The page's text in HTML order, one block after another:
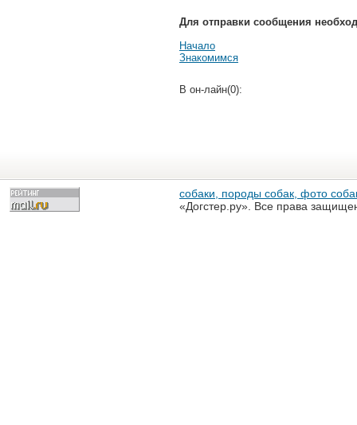
Для отправки сообщения
Начало
Знакомимся
В он-лайн(0):
собаки, породы собак, фото
«Догстер.ру». Все права